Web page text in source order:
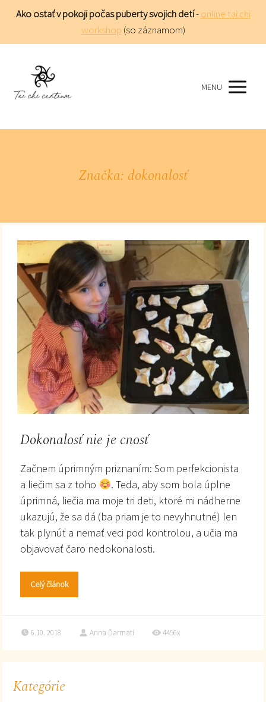
Ako ostať v pokoji počas puberty svojich detí-online tai chi
workshop (so záznamom)
MENU
Značka: dokonalosť
Dokonalosť nie je cnosť
Začnem úprimným priznaním: Som perfekcionista
a liečim sa z toho
. Teda, aby som bola úplne
úprimná, liečia ma moje tri deti, ktoré mi nádherne
ukazujú, že sa dá (ba priam je to nevyhnutné) len
tak plynúť a nemať veci pod kontrolou, a učia ma
objavovať čaro nedokonalosti.
Celý článok
6.10. 2018 Anna Ďarmati 4456x
Kategórie